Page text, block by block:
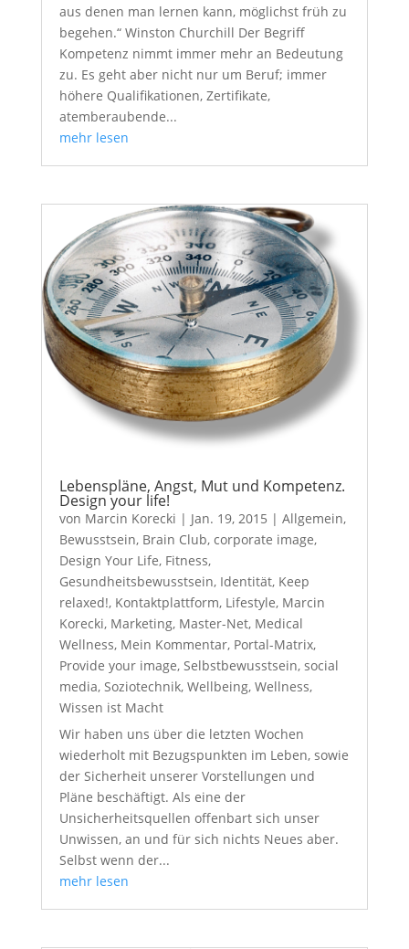
aus denen man lernen kann, möglichst früh zu
begehen.“ Winston Churchill Der Begriff
Kompetenz nimmt immer mehr an Bedeutung
zu. Es geht aber nicht nur um Beruf; immer
höhere Qualifikationen, Zertifikate,
atemberaubende...
mehr lesen
Lebenspläne, Angst, Mut und Kompetenz.
Design your life!
von Marcin Korecki | Jan. 19, 2015 | Allgemein,
Bewusstsein, Brain Club, corporate image,
Design Your Life, Fitness,
Gesundheitsbewusstsein, Identität, Keep
relaxed!, Kontaktplattform, Lifestyle, Marcin
Korecki, Marketing, Master-Net, Medical
Wellness, Mein Kommentar, Portal-Matrix,
Provide your image, Selbstbewusstsein, social
media, Soziotechnik, Wellbeing, Wellness,
Wissen ist Macht
Wir haben uns über die letzten Wochen
wiederholt mit Bezugspunkten im Leben, sowie
der Sicherheit unserer Vorstellungen und
Pläne beschäftigt. Als eine der
Unsicherheitsquellen offenbart sich unser
Unwissen, an und für sich nichts Neues aber.
Selbst wenn der...
mehr lesen